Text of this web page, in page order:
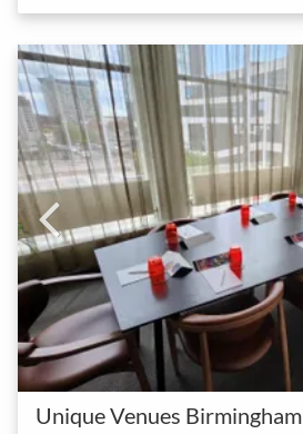
Unique Venues Birmingham